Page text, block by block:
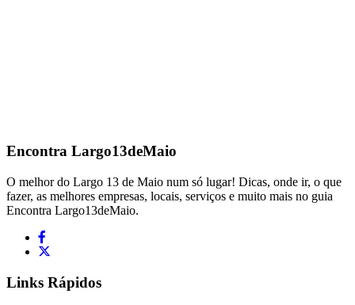
Encontra Largo13deMaio
O melhor do Largo 13 de Maio num só lugar! Dicas, onde ir, o que
fazer, as melhores empresas, locais, serviços e muito mais no guia
Encontra Largo13deMaio.
Links Rápidos